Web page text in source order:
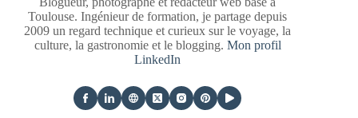
Toulouse. Ingénieur de formation, je partage depuis
2009 un regard technique et curieux sur le voyage, la
culture, la gastronomie et le blogging. Mon profil
LinkedIn